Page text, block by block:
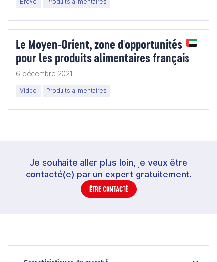
Brève Produits alimentaires
Le Moyen-Orient, zone d'opportunités
pour les produits alimentaires français
6 décembre 2021
Vidéo Produits alimentaires
Je souhaite aller plus loin, je veux être
contacté(e) par un expert gratuitement.
ÊTRE CONTACTÉ